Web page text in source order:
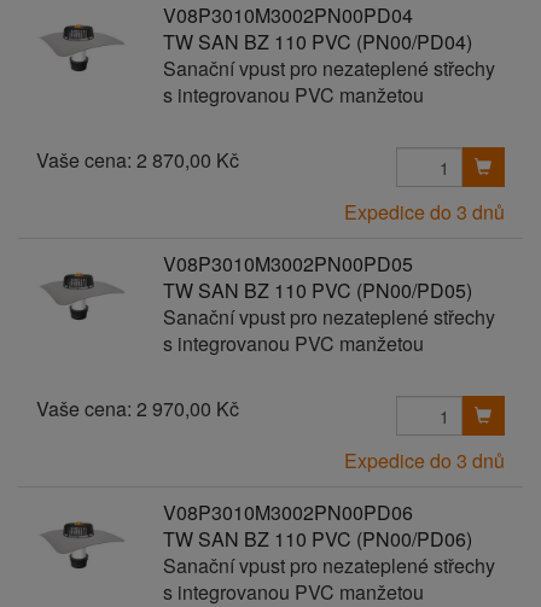
V08P3010M3002PN00PD04
TW SAN BZ 110 PVC (PN00/PD04)
Sanační vpust pro nezateplené střechy
s integrovanou PVC manžetou
Vaše cena: 2 870,00 Kč
Expedice do 3 dnů
V08P3010M3002PN00PD05
TW SAN BZ 110 PVC (PN00/PD05)
Sanační vpust pro nezateplené střechy
s integrovanou PVC manžetou
Vaše cena: 2 970,00 Kč
Expedice do 3 dnů
V08P3010M3002PN00PD06
TW SAN BZ 110 PVC (PN00/PD06)
Sanační vpust pro nezateplené střechy
s integrovanou PVC manžetou